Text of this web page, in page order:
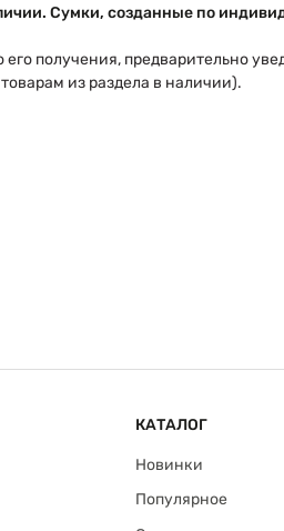
Сумки, созданные по
получения, предварительно
из раздела в наличии).
КАТАЛОГ
Новинки
Популярное